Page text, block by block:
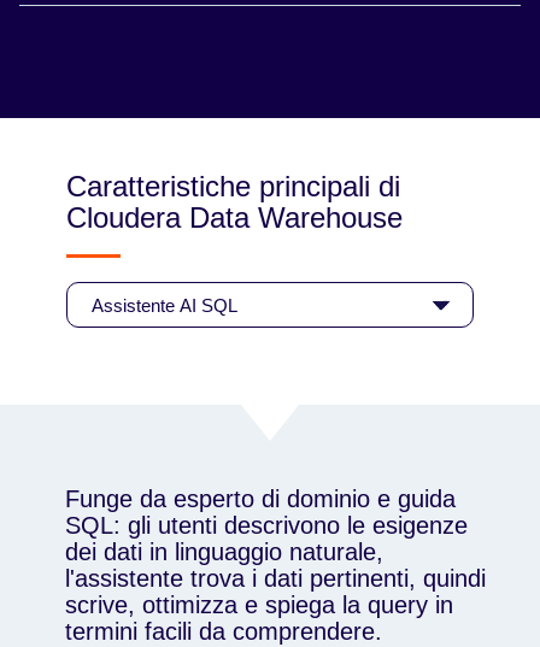
Caratteristiche principali di
Cloudera Data Warehouse
Funge da esperto di dominio e guida
SQL: gli utenti descrivono le esigenze
dei dati in linguaggio naturale,
l'assistente trova i dati pertinenti, quindi
scrive, ottimizza e spiega la query in
termini facili da comprendere.